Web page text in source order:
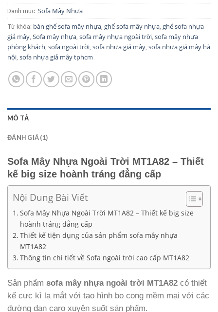
Danh mục: Sofa Mây Nhựa
Từ khóa: bàn ghế sofa mây nhựa, ghế sofa mây nhựa, ghế sofa nhựa
giả mây, Sofa mây nhựa, sofa mây nhựa ngoài trời, sofa mây nhựa
phòng khách, sofa ngoài trời, sofa nhựa giả mây, sofa nhựa giả mây hà
nội, sofa nhựa giả mây tphcm
MÔ TẢ
ĐÁNH GIÁ (1)
Sofa Mây Nhựa Ngoài Trời MT1A82 – Thiết
kế big size hoành tráng đẳng cấp
Nội Dung Bài Viết
Sofa Mây Nhựa Ngoài Trời MT1A82 – Thiết kế big size
hoành tráng đẳng cấp
Thiết kế tiện dụng của sản phẩm sofa mây nhựa
MT1A82
Thông tin chi tiết về Sofa ngoài trời cao cấp MT1A82
Sản phẩm sofa mây nhựa ngoài trời MT1A82 có thiết
kế cực kì lạ mắt với tạo hình bo cong mềm mại với các
đường đan caro xuyên suốt sản phẩm.